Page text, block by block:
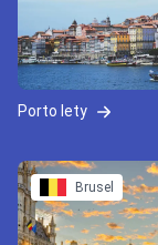
Porto lety
Brusel